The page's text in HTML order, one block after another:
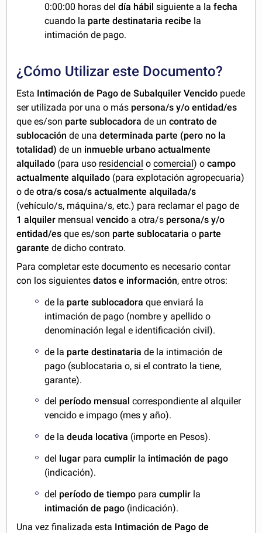
0:00:00 horas deldía hábil siguiente a lafecha
cuando la parte destinataria recibe la
intimación de pago.
¿Cómo Utilizar este Documento?
Esta Intimación de Pago de Subalquiler Vencido puede
ser utilizada por una o más persona/s y/o entidad/es
que es/son parte sublocadora de uncontrato de
sublocación de unadeterminada parte (pero no la
totalidad) de un inmueble urbano actualmente
alquilado (para uso residencial ocomercial) ocampo
actualmente alquilado (para explotación agropecuaria)
o deotra/s cosa/s actualmente alquilada/s
(vehículo/s, máquina/s, etc.) para reclamar el pago de
1 alquiler mensualvencido a otra/s persona/s y/o
entidad/es que es/son parte sublocataria o parte
garante de dicho contrato.
Para completar este documento es necesario contar
con los siguientesdatos e información, entre otros:
de la parte sublocadora que enviará la
intimación de pago (nombre y apellido o
denominación legal e identificación civil).
de la parte destinataria de la intimación de
pago (sublocataria o, si el contrato la tiene,
garante).
del período mensual correspondiente al alquiler
vencido e impago (mes y año).
de ladeuda locativa (importe en Pesos).
del lugar paracumplir la intimación de pago
(indicación).
del período de tiempo paracumplir la
intimación de pago (indicación).
Una vez finalizada esta Intimación de Pago de